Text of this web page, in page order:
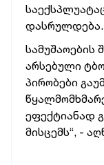
დასრულდება.
სამუშაოების
არსებული
პირობები
ეფექტიანად
მისცემს“, -